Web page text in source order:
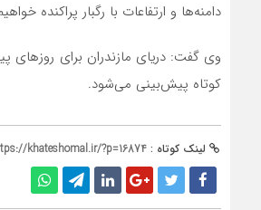
دامنه‌ها و ارتفاعات با رگبار پراکنده
وی گفت: دریای مازندران برای
کوتاه پیش‌بینی می‌شود.
لینک کوتاه : khateshomal.ir/?p=16874